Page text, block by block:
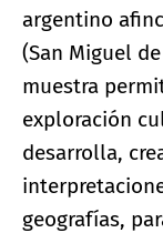
argentino
(San Miguel
muestra
exploración
desarrolla,
geografías,